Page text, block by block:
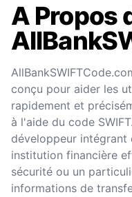
A Propos
conçu pour aider les
rapidement et
à l'aide du code
développeur intégrant
institution financière
sécurité ou un
informations de